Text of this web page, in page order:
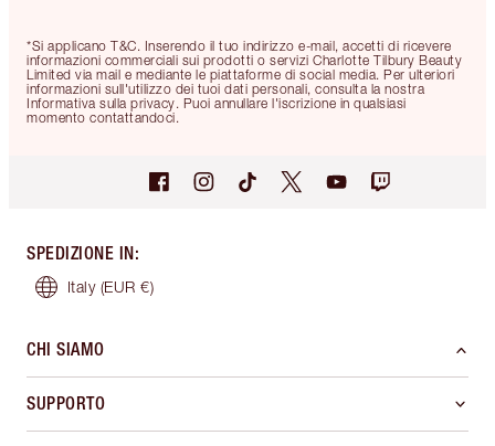
*Si applicano T&C. Inserendo il tuo indirizzo e-mail, accetti di ricevere
informazioni commerciali sui prodotti o servizi Charlotte Tilbury Beauty
Limited via mail e mediante le piattaforme di social media. Per ulteriori
informazioni sull'utilizzo dei tuoi dati personali, consulta la nostra
Informativa sulla privacy. Puoi annullare l'iscrizione in qualsiasi
momento contattandoci.
SPEDIZIONE IN:
Italy (EUR €)
CHI SIAMO
SUPPORTO